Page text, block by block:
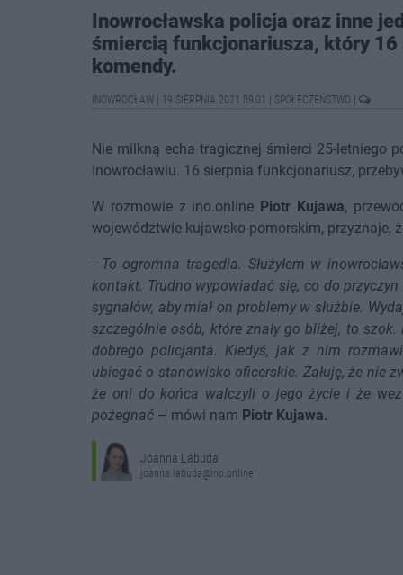
Inowrocławska policja oraz inne
śmiercią funkcjonariusza, który 16
komendy.
INOWROCŁAW 19 SIERPNIA 2021 09:01 SPOŁECZEŃSTWO
Nie milkną echa tragicznej śmierci 25-letniego
Inowrocławiu. 16 sierpnia funkcjonariusz,
W rozmowie z ino.online Piotr Kujawa,
województwie kujawsko-pomorskim, przyznaje,
- To ogromna tragedia. Służyłem w
kontakt. Trudno wypowiadać się, co do
sygnałów, aby miał on problemy w służbie.
szczególnie osób, które znały go bliżej, to
dobrego policjanta. Kiedyś, jak z nim
ubiegać o stanowisko oficerskie. Żałuję, że nie
że oni do końca walczyli o jego życie i że
pożegnać – mówi nam Piotr Kujawa.
Joanna Labuda
joanna.labuda@ino.online